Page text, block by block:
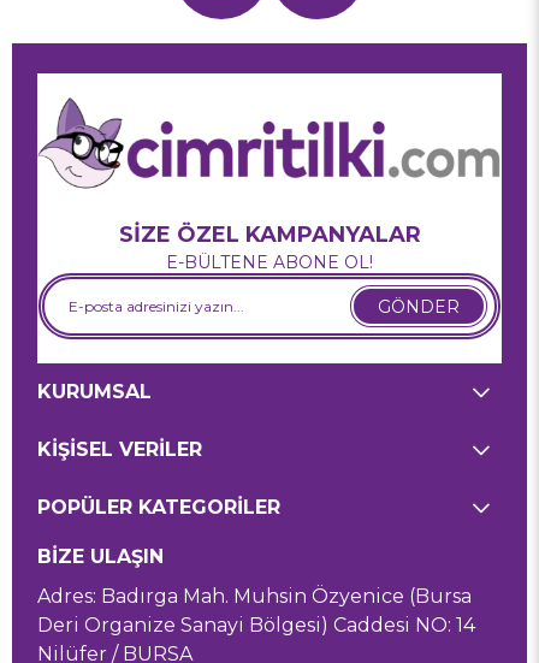
SİZE ÖZEL KAMPANYALAR
E-BÜLTENE ABONE OL!
GÖNDER
KURUMSAL
KİŞİSEL VERİLER
POPÜLER KATEGORİLER
BİZE ULAŞIN
Adres: Badırga Mah. Muhsin Özyenice (Bursa
Deri Organize Sanayi Bölgesi) Caddesi NO: 14
Nilüfer / BURSA